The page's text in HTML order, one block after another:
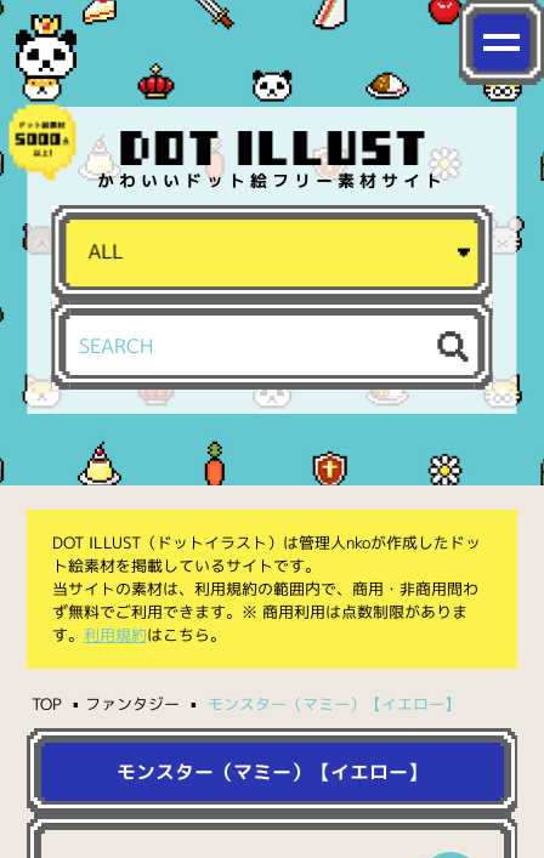
かわいいドット絵フリー素材サイト
DOT ILLUST（ドットイラスト）は管理人nkoが作成したドッ
ト絵素材を掲載しているサイトです。
当サイトの素材は、利用規約の範囲内で、商用・非商用問わ
ず無料でご利用できます。※ 商用利用は点数制限がありま
す。 利用規約はこちら。
TOP ファンタジー モンスター（マミー）【イエロー】
モンスター（マミー）【イエロー】